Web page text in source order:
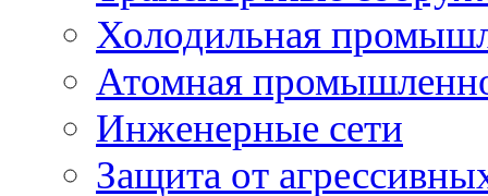
Холодильная
Атомная
Инженерные сети
Защита от